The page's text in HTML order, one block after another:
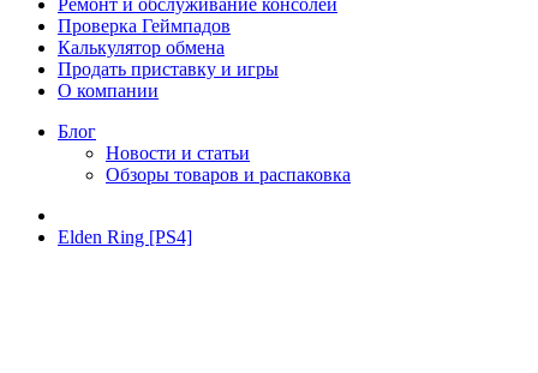
Ремонт и обслуживание консолей
Проверка Геймпадов
Калькулятор обмена
Продать приставку и игры
О компании
Блог
Новости и статьи
Обзоры товаров и распаковка
Elden Ring [PS4]